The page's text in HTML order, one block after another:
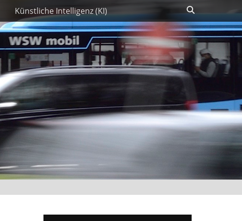
Künstliche Intelligenz (KI)